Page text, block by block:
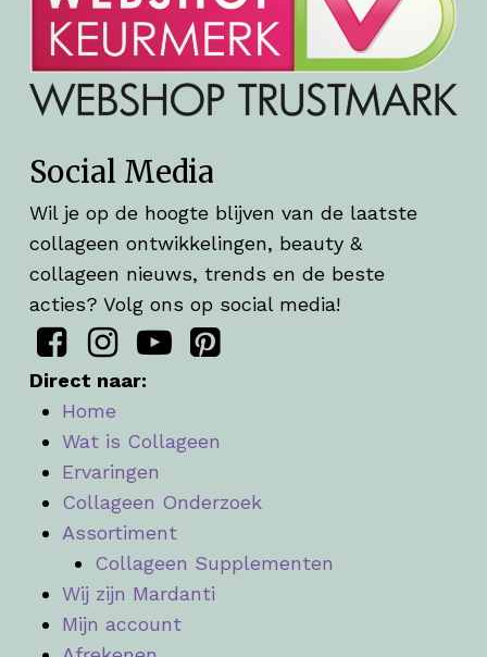
Social Media
Wil je op de hoogte blijven van de laatste
collageen ontwikkelingen, beauty &
collageen nieuws, trends en de beste
acties? Volg ons op social media!
Direct naar:
Home
Wat is Collageen
Ervaringen
Collageen Onderzoek
Assortiment
Collageen Supplementen
Wij zijn Mardanti
Mijn account